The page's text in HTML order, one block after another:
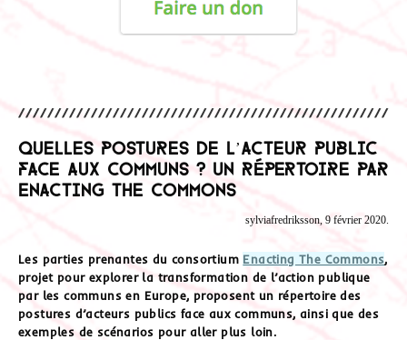
Quelles postures de l’acteur public
face aux communs ? Un répertoire par
Enacting The Commons
sylviafredriksson, 9 février 2020.
Les parties prenantes du consortium Enacting The Commons,
projet pour explorer la transformation de l’action publique
par les communs en Europe, proposent un répertoire des
postures d’acteurs publics face aux communs, ainsi que des
exemples de scénarios pour aller plus loin.